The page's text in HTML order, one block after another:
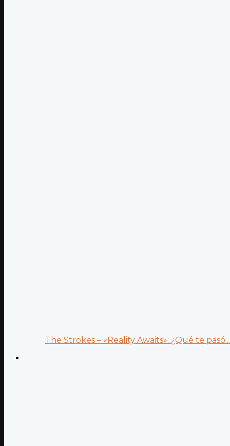
The Strokes – «Reality Awaits»: ¿Qué te pasó...